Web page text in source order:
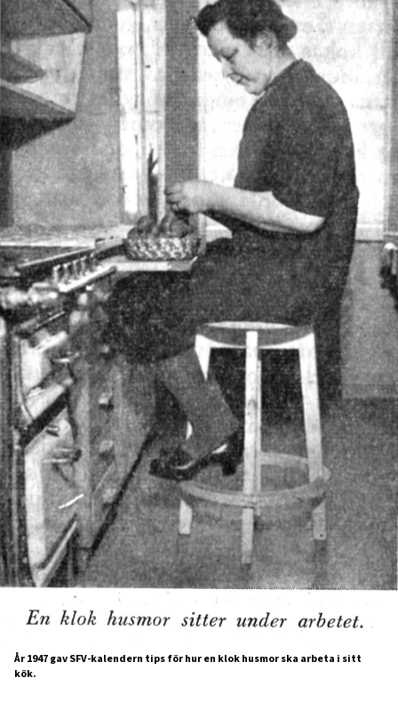
År 1947 gav SFV-kalendern tips för hur en klok husmor ska arbeta i sitt
kök.